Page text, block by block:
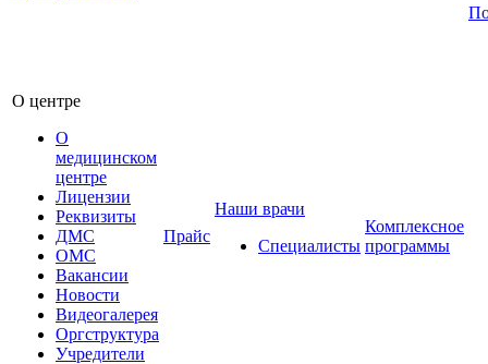
О центре
О
медицинском
центре
Лицензии
Реквизиты
ДМС
ОМС
Вакансии
Новости
Видеогалерея
Оргструктура
Учредители
Прайс
Наши врачи
Специалисты
Комплексное
программы